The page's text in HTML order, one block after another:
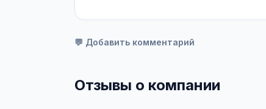
💬 Добавить комментарий
Отзывы о компании